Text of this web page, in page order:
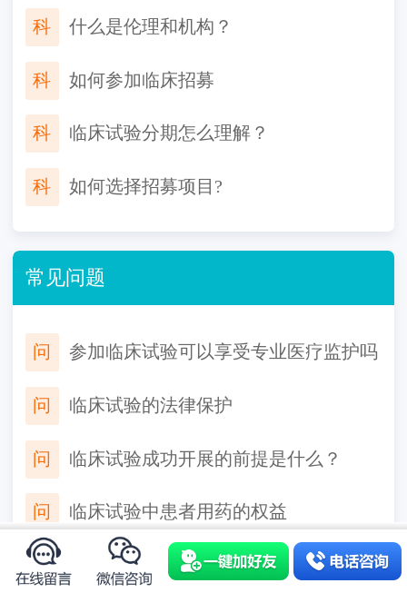
科 什么是伦理和机构？
科 如何参加临床招募
科 临床试验分期怎么理解？
科 如何选择招募项目?
常见问题
问 参加临床试验可以享受专业医疗监护吗
问 临床试验的法律保护
问 临床试验成功开展的前提是什么？
问 临床试验中患者用药的权益
问 参加临床是免费的吗？